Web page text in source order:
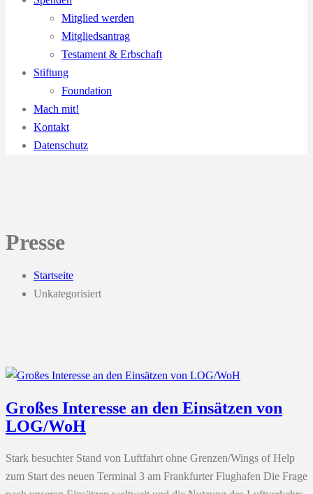
Mitglied werden
Mitgliedsantrag
Testament & Erbschaft
Stiftung
Foundation
Mach mit!
Kontakt
Datenschutz
Presse
Startseite
Unkategorisiert
Großes Interesse an den Einsätzen von
LOG/WoH
Stark besuchter Stand von Luftfahrt ohne Grenzen/Wings of Help
zum Start des neuen Terminal 3 am Frankfurter Flughafen Die Frage